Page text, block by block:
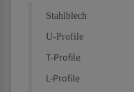
Stahlblech
U-Profile
T-Profile
L-Profile